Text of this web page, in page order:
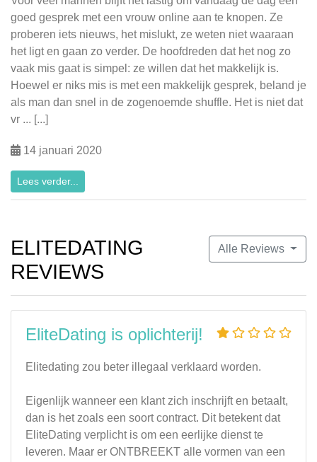
goed gesprek met een vrouw online aan te knopen. Ze
proberen iets nieuws, het mislukt, ze weten niet waaraan
het ligt en gaan zo verder. De hoofdreden dat het nog zo
vaak mis gaat is simpel: ze willen dat het makkelijk is.
Hoewel er niks mis is met een makkelijk gesprek, beland je
als man dan snel in de zogenoemde shuffle. Het is niet dat
vr ... [...]
14 januari 2020
Lees verder...
Alle Reviews
ELITEDATING
REVIEWS
EliteDating is oplichterij!
Elitedating zou beter illegaal verklaard worden.
Eigenlijk wanneer een klant zich inschrijft en betaalt,
dan is het zoals een soort contract. Dit betekent dat
EliteDating verplicht is om een eerlijke dienst te
leveren. Maar er ONTBREEKT alle vormen van een